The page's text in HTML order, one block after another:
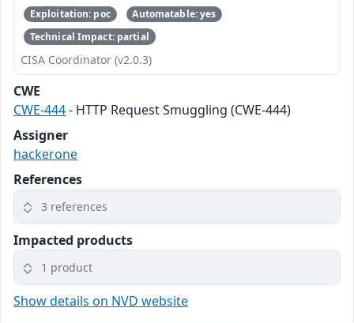
Exploitation: poc
Automatable: yes
Technical Impact: partial
CISA Coordinator (v2.0.3)
CWE
CWE-444- HTTP Request Smuggling (CWE-444)
Assigner
hackerone
References
3 references
Impacted products
1 product
Show details on NVD website